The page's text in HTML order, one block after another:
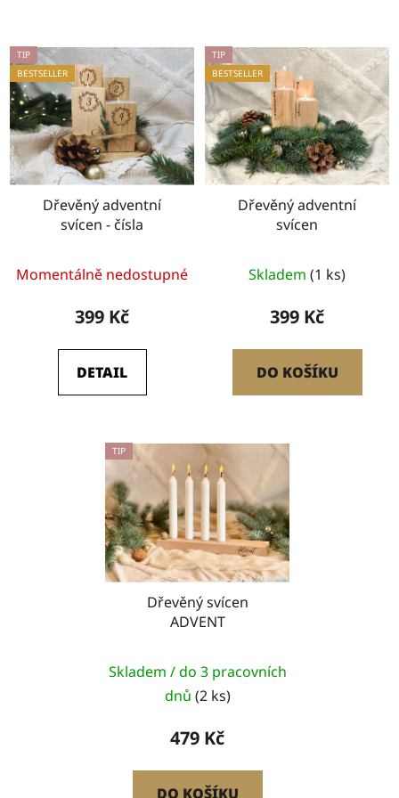
TIP
BESTSELLER
Dřevěný adventní
svícen - čísla
hodnocení
produktu
5,0
z
Momentálně nedostupné
399 Kč
DETAIL
TIP
BESTSELLER
Dřevěný adventní
svícen
hodnocení
produktu
5,0
z
Skladem (1 ks)
399 Kč
DO KOŠÍKU
TIP
Dřevěný svícen
ADVENT
Skladem / do 3 pracovních
dnů (2 ks)
479 Kč
DO KOŠÍKU